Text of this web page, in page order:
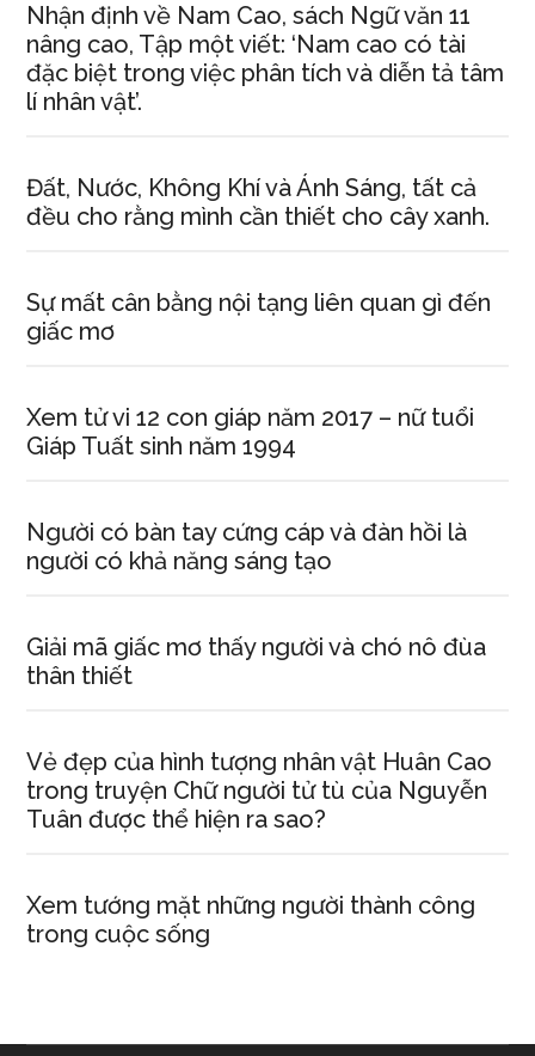
Nhận định về Nam Cao, sách Ngữ văn 11
nâng cao, Tập một viết: ‘Nam cao có tài
đặc biệt trong việc phân tích và diễn tả tâm
lí nhân vật’.
Đất, Nước, Không Khí và Ánh Sáng, tất cả
đều cho rằng mình cần thiết cho cây xanh.
Sự mất cân bằng nội tạng liên quan gì đến
giấc mơ
Xem tử vi 12 con giáp năm 2017 – nữ tuổi
Giáp Tuất sinh năm 1994
Người có bàn tay cứng cáp và đàn hồi là
người có khả năng sáng tạo
Giải mã giấc mơ thấy người và chó nô đùa
thân thiết
Vẻ đẹp của hình tượng nhân vật Huân Cao
trong truyện Chữ người tử tù của Nguyễn
Tuân được thể hiện ra sao?
Xem tướng mặt những người thành công
trong cuộc sống